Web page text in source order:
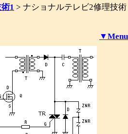
1 > ナショナルテレビ2修理技術
▼Menu